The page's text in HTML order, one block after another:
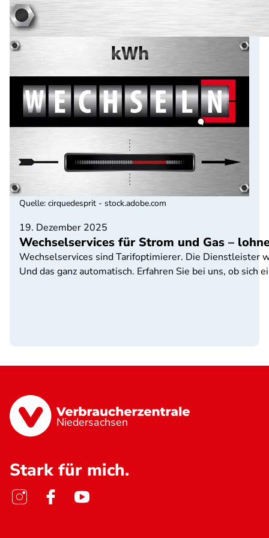
19. Dezember 2025
Wechselservices für Strom und Gas –
Wechselservices sind Tarifoptimierer. Die Dienstleister
Und das ganz automatisch. Erfahren Sie bei uns, ob sich
Quelle: cirquedesprit - stock.adobe.com
Niedersachsen
Stark für mich.